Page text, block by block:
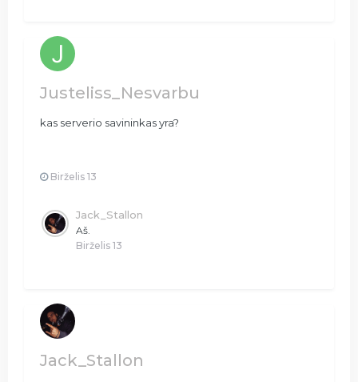
Justeliss_Nesvarbu
kas serverio savininkas yra?
Birželis 13
Jack_Stallon
Aš.
Birželis 13
Jack_Stallon